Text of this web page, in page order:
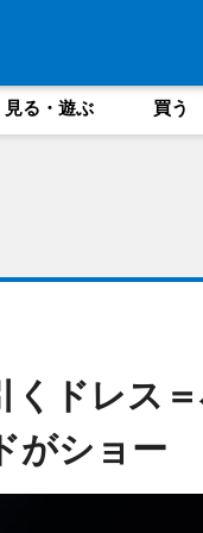
見る・遊ぶ 買う
ドレス
がショー